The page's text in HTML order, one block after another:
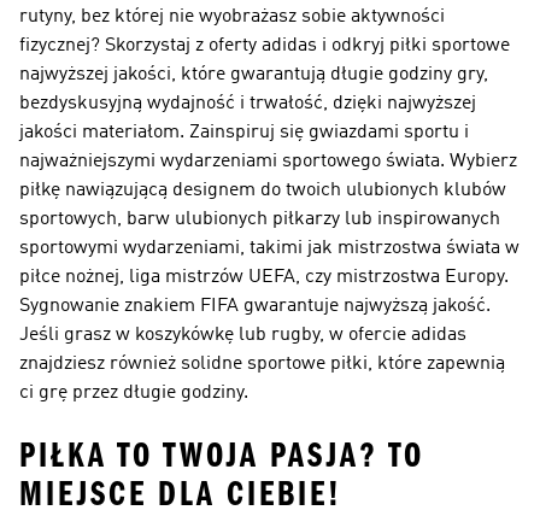
rutyny, bez której nie wyobrażasz sobie aktywności
fizycznej? Skorzystaj z oferty adidas i odkryj piłki sportowe
najwyższej jakości, które gwarantują długie godziny gry,
bezdyskusyjną wydajność i trwałość, dzięki najwyższej
jakości materiałom. Zainspiruj się gwiazdami sportu i
najważniejszymi wydarzeniami sportowego świata. Wybierz
piłkę nawiązującą designem do twoich ulubionych klubów
sportowych, barw ulubionych piłkarzy lub inspirowanych
sportowymi wydarzeniami, takimi jak mistrzostwa świata w
piłce nożnej, liga mistrzów UEFA, czy mistrzostwa Europy.
Sygnowanie znakiem FIFA gwarantuje najwyższą jakość.
Jeśli grasz w koszykówkę lub rugby, w ofercie adidas
znajdziesz również solidne sportowe piłki, które zapewnią
ci grę przez długie godziny.
PIŁKA TO TWOJA PASJA? TO
MIEJSCE DLA CIEBIE!